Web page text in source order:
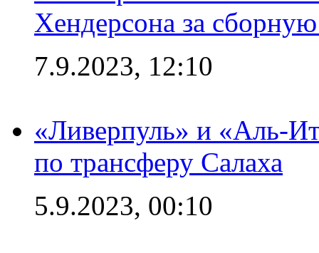
Хендерсона за
7.9.2023, 12:10
«Ливерпуль» и «Аль-
по трансферу Салаха
5.9.2023, 00:10